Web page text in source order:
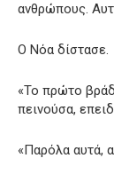
ανθρώπους.
Ο Νόα δίστασε.
«Το πρώτο
πεινούσα,
«Παρόλα αυτά,